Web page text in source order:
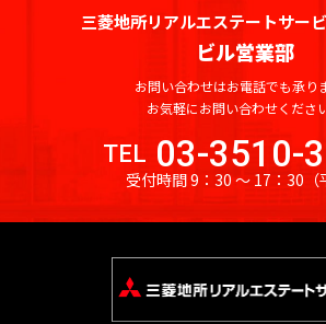
三菱地所リアルエステートサー
ビル営業部
お問い合わせはお電話でも承り
お気軽にお問い合わせください
TEL 03-3510-
受付時間 9：30 〜 17：30